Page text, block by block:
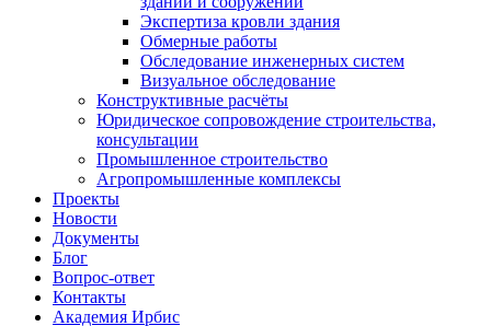
Экспертиза кровли здания
Обмерные работы
Обследование инженерных систем
Визуальное обследование
Конструктивные расчёты
Юридическое сопровождение строительства,
консультации
Промышленное строительство
Агропромышленные комплексы
Проекты
Новости
Документы
Блог
Вопрос-ответ
Контакты
Академия Ирбис